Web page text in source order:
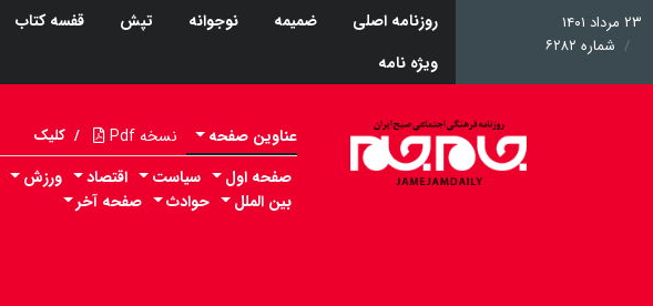
۲۳ مرداد ۱۴۰۱
شماره ۶۲۸۲
روزنامه اصلی ضمیمه نوجوانه تپش قفسه کتاب
ویژه نامه
عناوین صفحه نسخه Pdf / کلیک
صفحه اول سیاست اقتصاد ورزش
بین الملل
حوادث صفحه آخر